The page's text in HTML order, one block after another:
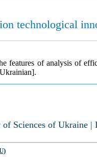
technological
features of analysis of
Sciences of Ukraine |